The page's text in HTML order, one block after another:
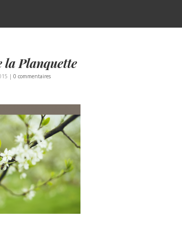
la Planquette
|0 commentaires